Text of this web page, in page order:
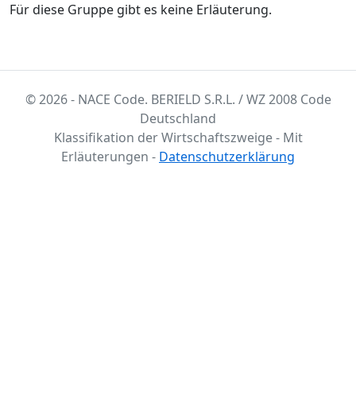
Für diese Gruppe gibt es keine Erläuterung.
© 2026 - NACE Code. BERIELD S.R.L. / WZ 2008 Code
Deutschland
Klassifikation der Wirtschaftszweige - Mit
Erläuterungen - Datenschutzerklärung